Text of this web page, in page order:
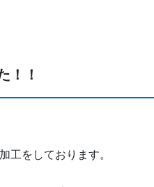
！！
工をしております。